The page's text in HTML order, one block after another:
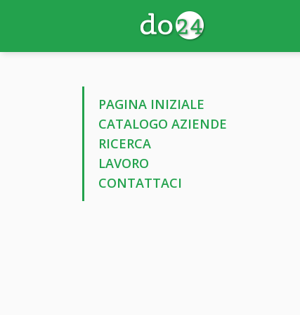
PAGINA INIZIALE
CATALOGO AZIENDE
RICERCA
LAVORO
CONTATTACI